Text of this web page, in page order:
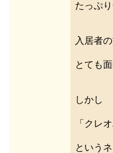
たっぷ
入居者
とても
しかし
「クレ
という